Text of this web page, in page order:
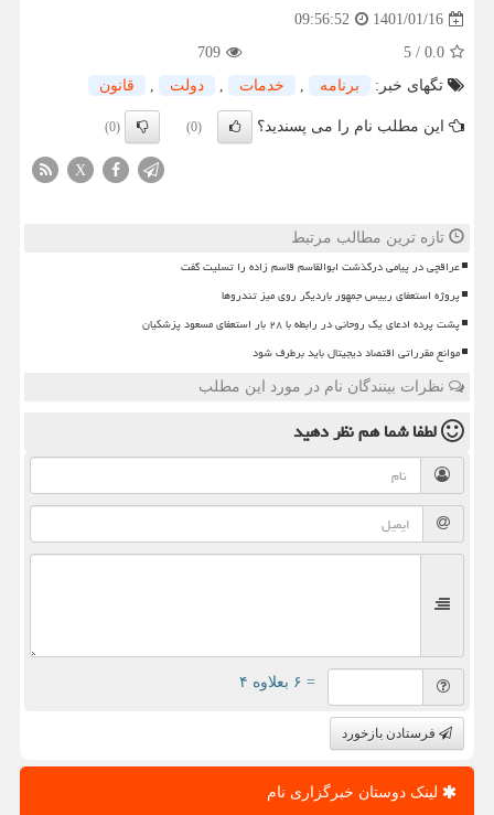
1401/01/16
09:56:52
0.0
/
5
709
تگهای خبر:
برنامه , خدمات , دولت , قانون
این مطلب نام را می پسندید؟ (0)
(0)
X
تازه ترین مطالب مرتبط
عراقچی در پیامی درگذشت ابوالقاسم قاسم زاده را تسلیت گفت
پروژه استعفای رییس جمهور باردیگر روی میز تندروها
پشت پرده ادعای یک روحانی در رابطه با ۲۸ بار استعفای مسعود پزشکیان
موانع مقرراتی اقتصاد دیجیتال باید برطرف شود
نظرات بینندگان نام در مورد این مطلب
لطفا شما همنظر دهید
= ۶ بعلاوه ۴
فرستادن بازخورد
لینک دوستان خبرگزاری نام